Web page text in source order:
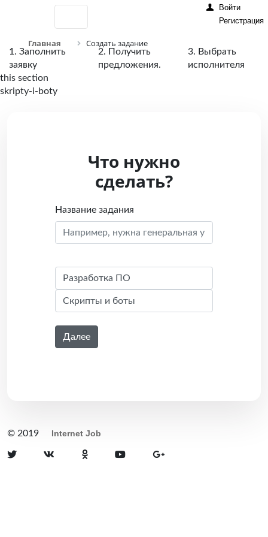
Войти
Регистрация
Главная Создать задание
1. Заполнить
заявку
2. Получить
предложения.
3. Выбрать
исполнителя
this section
skripty-i-boty
Что нужно
сделать?
Название задания
Далее
© 2019 Internet Job